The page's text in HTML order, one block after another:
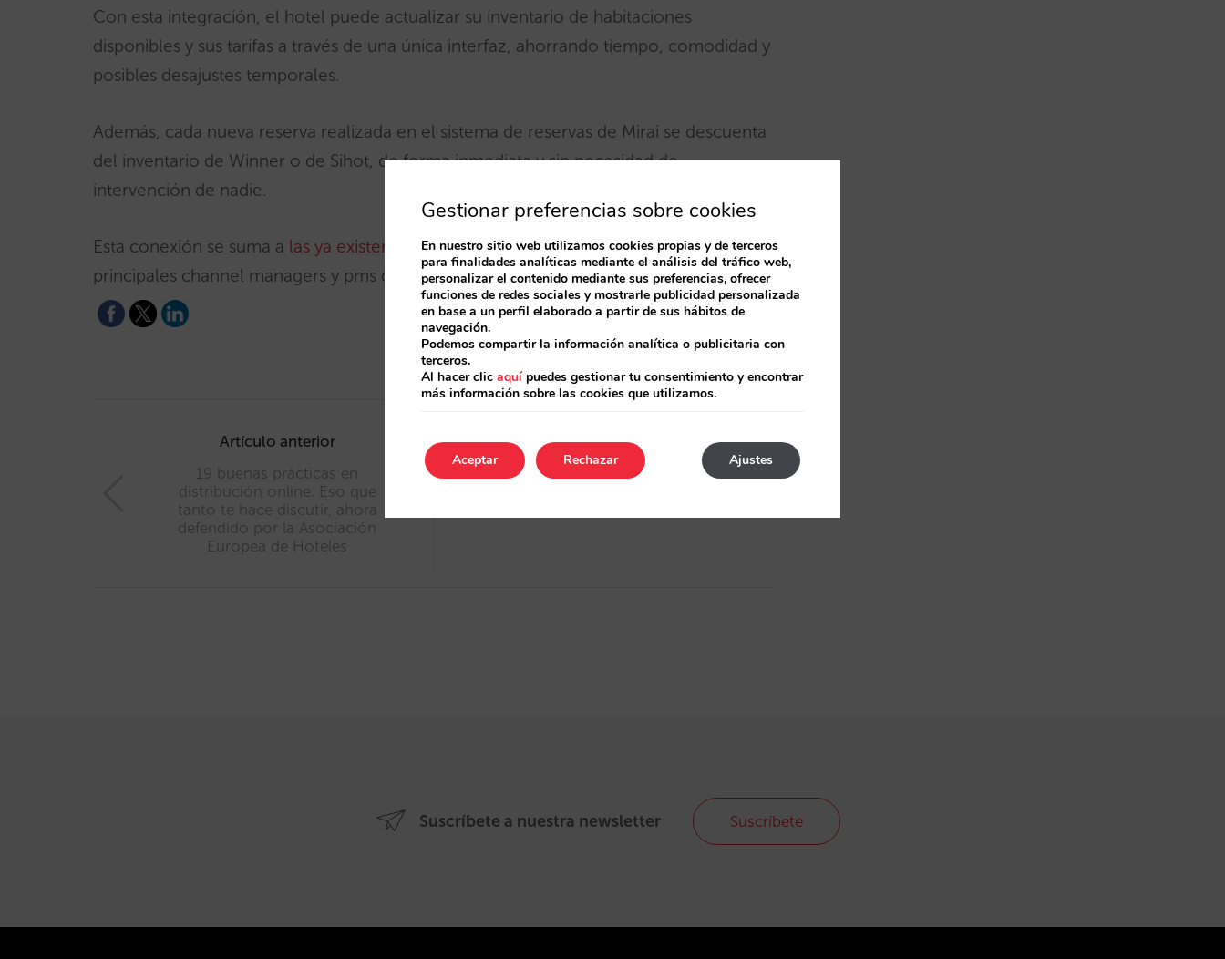
Con esta integración, el hotel puede actualizar su inventario de habitaciones
disponibles y sus tarifas a través de una única interfaz, ahorrando tiempo, comodidad y
posibles desajustes temporales.
Además, cada nueva reserva realizada en el sistema de reservas de Mirai se descuenta
del inventario de Winner o de Sihot, de forma inmediata y sin necesidad de
intervención de nadie.
Esta conexión se suma a las ya existentes
que Mirai ha ido estableciendo con los
principales channel managers y pms del mercado.
Artículo anterior
19 buenas prácticas en
distribución online. Eso que
tanto te hace discutir, ahora
defendido por la Asociación
Europea de Hoteles
Artículo siguiente
Sihot se integra con Mirai
Suscríbete a nuestra newsletter Suscríbete
Gestionar preferencias sobre cookies
En nuestro sitio web utilizamos cookies propias y de terceros
para finalidades analíticas mediante el análisis del tráfico web,
personalizar el contenido mediante sus preferencias, ofrecer
funciones de redes sociales y mostrarle publicidad personalizada
en base a un perfil elaborado a partir de sus hábitos de
navegación.
Podemos compartir la información analítica o publicitaria con
terceros.
Al hacer clic aquípuedes gestionar tu consentimiento y encontrar
más información sobre las cookies que utilizamos.
Aceptar Ajustes
Rechazar